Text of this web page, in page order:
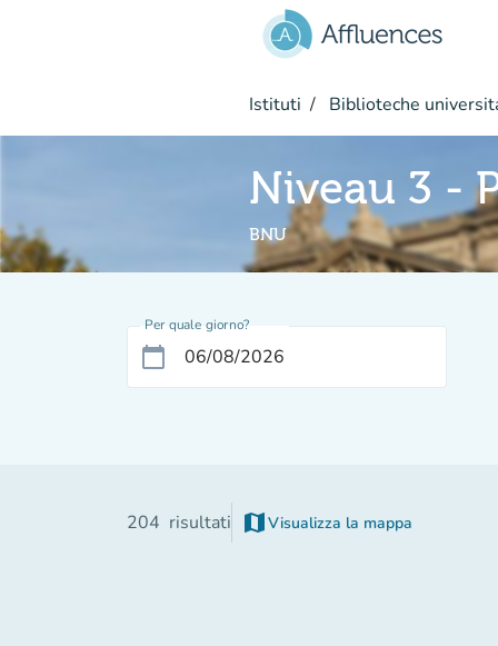
Istituti Biblioteche
Niveau 3 -
BNU
Per quale giorno?
calendar_today
204 risultati map Visualizza la mappa
(nuova scheda)